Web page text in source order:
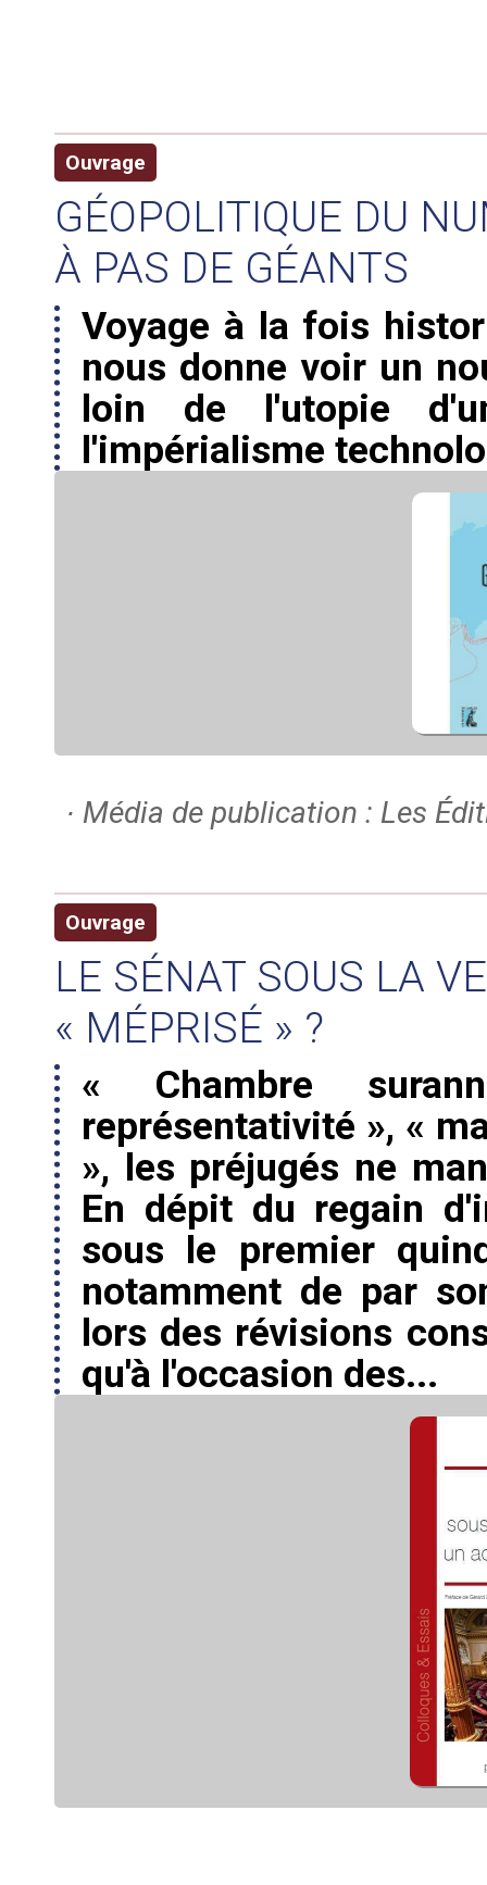
Ouvrage
GÉOPOLITIQUE DU
À PAS DE GÉANTS
Voyage à la fois
nous donne voir un
loin de l'utopie
l'impérialisme
∙ Média de publication : Les
Ouvrage
LE SÉNAT SOUS LA
« MÉPRISÉ » ?
« Chambre
représentativité », «
», les préjugés ne
En dépit du regain
sous le premier
notamment de par
lors des révisions
qu'à l'occasion des...